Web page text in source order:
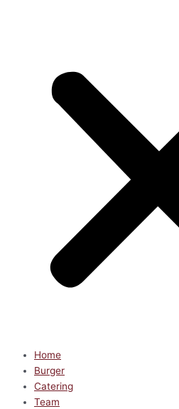
Home
Burger
Catering
Team